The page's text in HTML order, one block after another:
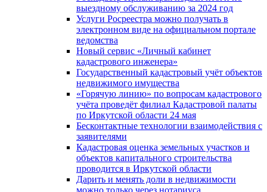
выездному обслуживанию за 2024 год
Услуги Росреестра можно получать в
электронном виде на официальном портале
ведомства
Новый сервис «Личный кабинет
кадастрового инженера»
Государственный кадастровый учёт объектов
недвижимого имущества
«Горячую линию» по вопросам кадастрового
учёта проведёт филиал Кадастровой палаты
по Иркутской области 24 мая
Бесконтактные технологии взаимодействия с
заявителями
Кадастровая оценка земельных участков и
объектов капитального строительства
проводится в Иркутской области
Дарить и менять доли в недвижимости
можно только через нотариуса